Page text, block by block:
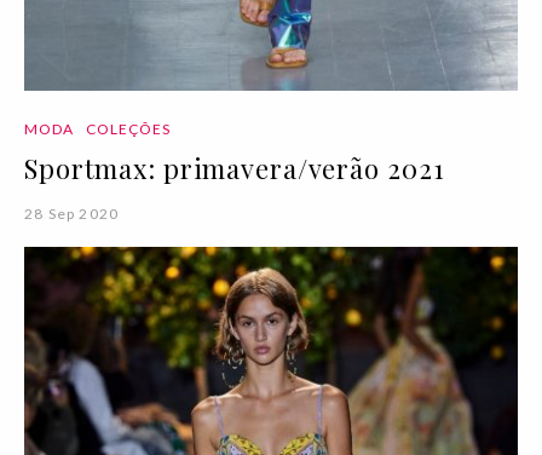
MODA COLEÇÕES
Sportmax: primavera/verão 2021
28 Sep 2020